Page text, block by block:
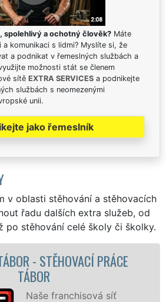
spolehlivý a ochotný člověk? Máte
a komunikaci s lidmi? Myslíte si, že
a podnikat v řemeslných službách a
možnosti stát se členem
sítě EXTRA SERVICES a podnikejte
službách s neomezenými
unii.
jako řemeslník
v oblasti stěhování a stěhovacích
řadu dalších extra služeb, od
po stěhování celé školy či školky.
SLUŽBA TÁBOR - STĚHOVACÍ
FIRMA TÁBOR
Poskytujeme